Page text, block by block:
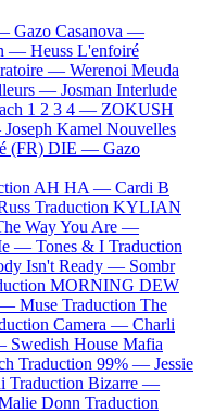
Gazo Casanova —
— Heuss L'enfoiré
— Werenoi Meuda
— Josman Interlude
1 2 3 4 — ZOKUSH
Joseph Kamel Nouvelles
(FR) DIE — Gazo
AH HA — Cardi B
Traduction KYLIAN
Way You Are —
— Tones & I Traduction
Isn't Ready — Sombr
MORNING DEW
— Muse Traduction The
Camera — Charli
Swedish House Mafia
Traduction 99% — Jessie
Traduction Bizarre —
Donn Traduction